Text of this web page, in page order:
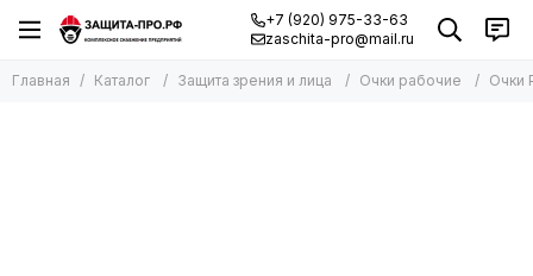
+7 (920) 975-33-63
zaschita-pro@mail.ru
Главная Каталог Защита зрения и лица Очки рабочие Очки